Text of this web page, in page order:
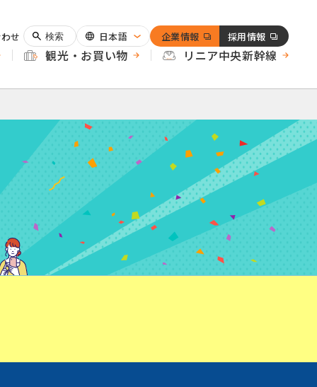
せ 検索 日本語 企業情報 採用情報
観光・お買い物 リニア中央新幹線